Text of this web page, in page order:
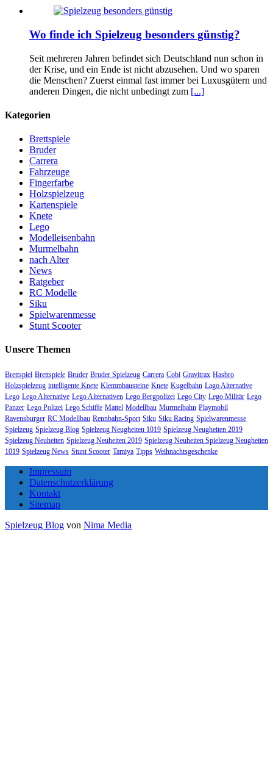
Wo finde ich Spielzeug besonders günstig?
Seit mehreren Jahren befindet sich Deutschland nun schon in
der Krise, und ein Ende ist nicht abzusehen. Und wo sparen
die Menschen? Zuerst einmal fast immer bei Luxusgütern und
anderen Dingen, die nicht unbedingt zum [...]
Kategorien
Brettspiele
Bruder
Carrera
Fahrzeuge
Fingerfarbe
Holzspielzeug
Kartenspiele
Knete
Lego
Modelleisenbahn
Murmelbahn
nach Alter
News
Ratgeber
RC Modelle
Siku
Spielwarenmesse
Stunt Scooter
Unsere Themen
Brettspiel Brettspiele Bruder Bruder Spielzeug Carrera Cobi Gravitrax Hasbro
Holzspielzeug intelligente Knete Klemmbausteine Knete Kugelbahn Lago Alternative
Lego Lego Alternative Lego Alternativen Lego Bergpolizei Lego City Lego Militär Lego
Panzer Lego Polizei Lego Schiffe Mattel Modellbau Murmelbahn Playmobil
Ravensburger RC Modellbau Rennbahn-Sport Siku Siku Racing Spielwarenmesse
Spielzeug Spielzeug Blog Spielzeug Neugheiten 1019 Spielzeug Neugheiten 2019
Spielzeug Neuheiten Spielzeug Neuheiten 2019 Spielzeug Neuheiten Spielzeug Neugheiten
1019 Spielzeug News Stunt Scooter Tamiya Tipps Weihnachtsgeschenke
Impressum
Datenschutzerklärung
Kontakt
Sitemap
Spielzeug Blog von Nima Media